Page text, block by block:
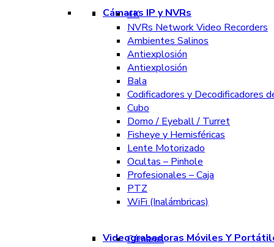
Cámaras IP y NVRs
4K
NVRs Network Video Recorders
Ambientes Salinos
Antiexplosión
Antiexplosión
Bala
Codificadores y Decodificadores
Cubo
Domo / Eyeball / Turret
Fisheye y Hemisféricas
Lente Motorizado
Ocultas – Pinhole
Profesionales – Caja
PTZ
WiFi (Inalámbricas)
Videograbadoras Móviles Y
Cámaras